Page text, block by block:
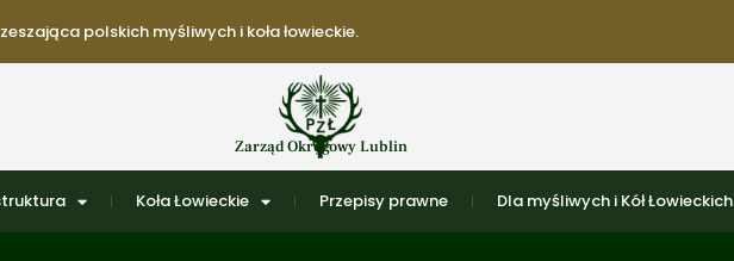
polskich myśliwych i koła łowieckie.
Zarząd Okręgowy Lublin
Koła Łowieckie Przepisy prawne Dla myśliwych i Kół Łowieckich